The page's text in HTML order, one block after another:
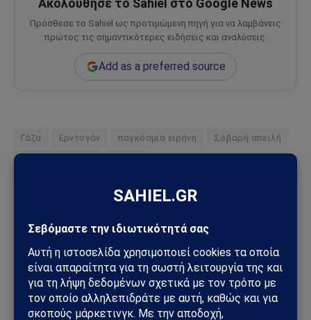
Ακολούθησε το Sahiel στο Google News
Πρόσθεσε το Sahiel ως προτιμώμενη πηγή για να λαμβάνεις
πρώτος τις σημαντικότερες ειδήσεις και αναλύσεις.
Add as a preferred source
Γάζα Ερντογάν παγκόσμια ειρήνη Σοβαρή απειλή
Ακολουθήστε στο YouTube